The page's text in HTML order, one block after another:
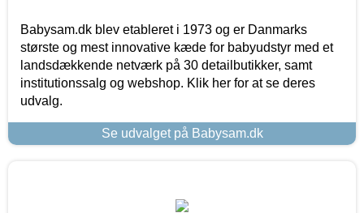
Babysam.dk blev etableret i 1973 og er Danmarks
største og mest innovative kæde for babyudstyr med et
landsdækkende netværk på 30 detailbutikker, samt
institutionssalg og webshop. Klik her for at se deres
udvalg.
Se udvalget på Babysam.dk